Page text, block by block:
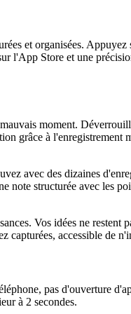
et organisées.
l'App Store et une
moment.
grâce à
avec des dizaines
structurée avec les
Vos idées ne restent
capturées, accessible de
pas d'ouverture
à 2 secondes.